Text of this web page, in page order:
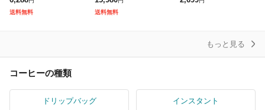
リーブレンド/ブレンド
フォルテシモ)
送料無料
バッグ 珈琲 10種 200袋
おせち 個包装 8g 大
送料無料
もっと見る
コーヒーの種類
ドリップバッグ インスタント